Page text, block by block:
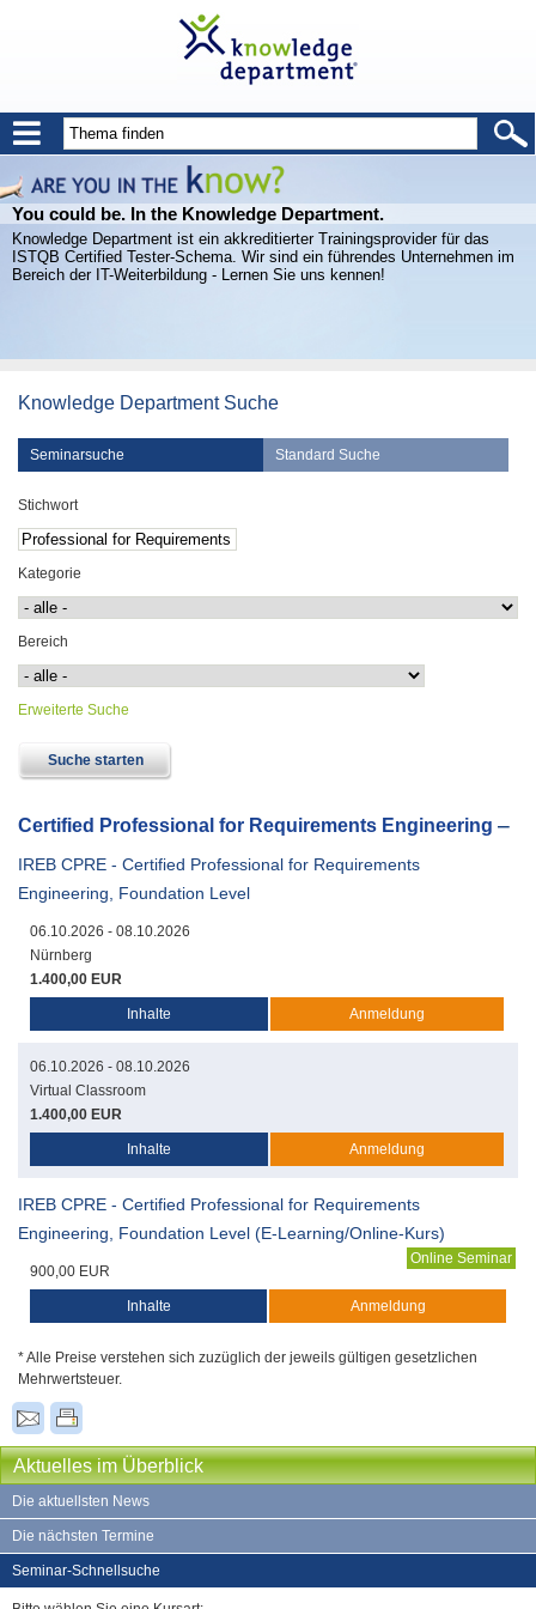
You could be. In the Knowledge Department.
Knowledge Department ist ein akkreditierter Trainingsprovider für das
ISTQB Certified Tester-Schema. Wir sind ein führendes Unternehmen im
Bereich der IT-Weiterbildung - Lernen Sie uns kennen!
Knowledge Department Suche
Seminarsuche Standard Suche
Stichwort
Kategorie
Bereich
Erweiterte Suche
Certified Professional for Requirements Engineering
IREB CPRE - Certified Professional for Requirements
Engineering, Foundation Level
06.10.2026 - 08.10.2026
Nürnberg
1.400,00 EUR
Inhalte Anmeldung
06.10.2026 - 08.10.2026
Virtual Classroom
1.400,00 EUR
Inhalte Anmeldung
IREB CPRE - Certified Professional for Requirements
Engineering, Foundation Level (E-Learning/Online-Kurs)
900,00 EUR
Inhalte Anmeldung
Online Seminar
* Alle Preise verstehen sich zuzüglich der jeweils gültigen gesetzlichen
Mehrwertsteuer.
Aktuelles im Überblick
Die aktuellsten News
Die nächsten Termine
Seminar-Schnellsuche